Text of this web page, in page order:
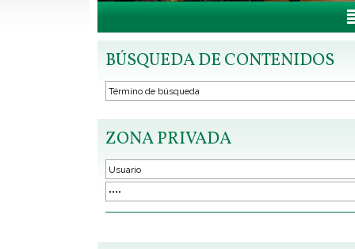
BÚSQUEDA DE CONTENIDOS
ZONA PRIVADA